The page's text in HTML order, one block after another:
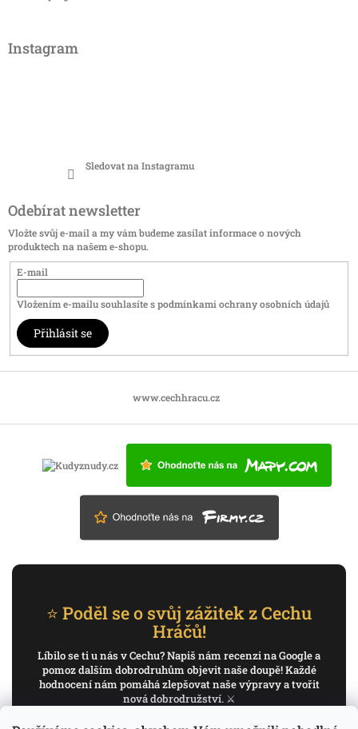
Instagram
Sledovat na Instagramu
Odebírat newsletter
Vložte svůj e-mail a my vám budeme zasílat informace o nových
produktech na našem e-shopu.
E-mail
Vložením e-mailu souhlasíte spodmínkami ochrany osobních údajů
Přihlásit se
www.cechhracu.cz
⭐ Poděl se o svůj zážitek z Cechu
Hráčů!
Líbilo se ti u nás v Cechu? Napiš nám recenzi na Google a
pomoz dalším dobrodruhům objevit naše doupě! Každé
hodnocení nám pomáhá zlepšovat naše výpravy a tvořit
nová dobrodružství. ⚔️